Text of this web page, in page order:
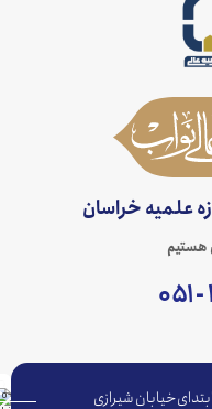
خراسان
شیرازی